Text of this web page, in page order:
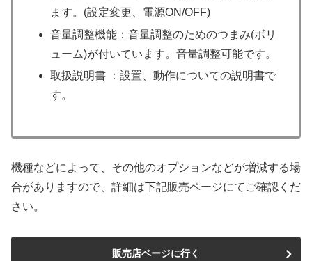
ます。(設定変更、電源ON/OFF)
音量調整機能：音量調整のためのつまみ(ボリ
ューム)が付いています。音量調整可能です。
取扱説明書 ：設置、動作についての説明書で
す。
機種などによって、その他のオプションなどが増減する場
合がありますので、詳細は下記販売ページにてご確認くだ
さい。
販売店ページに行く